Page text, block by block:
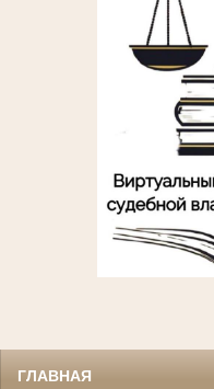
ГЛАВНАЯ